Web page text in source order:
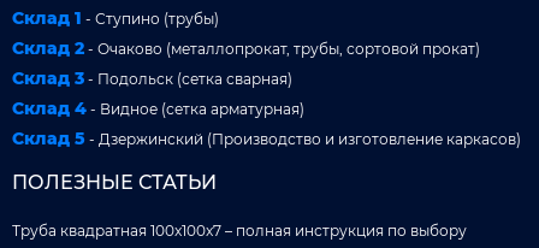
Склад 1 - Ступино (трубы)
Склад 2 - Очаково (металлопрокат, трубы, сортовой прокат)
Склад 3 - Подольск (сетка сварная)
Склад 4 - Видное (сетка арматурная)
Склад 5 - Дзержинский (Производство и изготовление каркасов)
ПОЛЕЗНЫЕ СТАТЬИ
Труба квадратная 100x100x7 – полная инструкция по выбору